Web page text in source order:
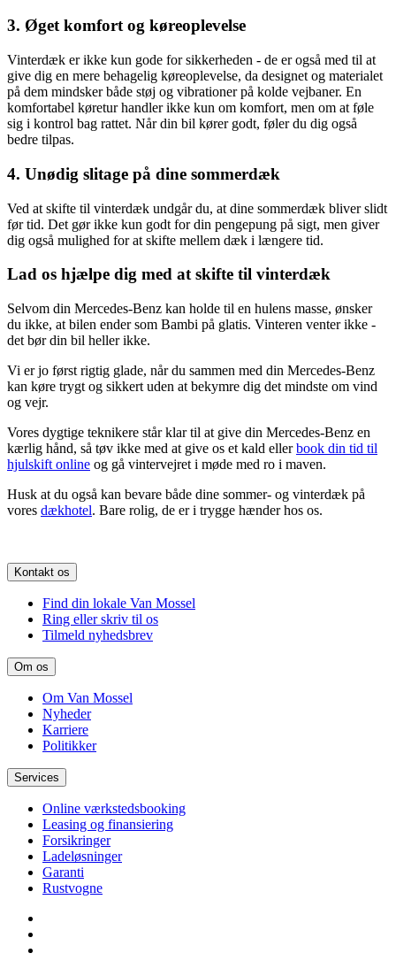
3. Øget komfort og køreoplevelse
Vinterdæk er ikke kun gode for sikkerheden - de er også med til at
give dig en mere behagelig køreoplevelse, da designet og materialet
på dem mindsker både støj og vibrationer på kolde vejbaner. En
komfortabel køretur handler ikke kun om komfort, men om at føle
sig i kontrol bag rattet. Når din bil kører godt, føler du dig også
bedre tilpas.
4. Unødig slitage på dine sommerdæk
Ved at skifte til vinterdæk undgår du, at dine sommerdæk bliver slidt
før tid. Det gør ikke kun godt for din pengepung på sigt, men giver
dig også mulighed for at skifte mellem dæk i længere tid.
Lad os hjælpe dig med at skifte til vinterdæk
Selvom din Mercedes-Benz kan holde til en hulens masse, ønsker
du ikke, at bilen ender som Bambi på glatis. Vinteren venter ikke -
det bør din bil heller ikke.
Vi er jo først rigtig glade, når du sammen med din Mercedes-Benz
kan køre trygt og sikkert uden at bekymre dig det mindste om vind
og vejr.
Vores dygtige teknikere står klar til at give din Mercedes-Benz en
kærlig hånd, så tøv ikke med at give os et kald ellerbook din tid til
hjulskift online og gå vintervejret i møde med ro i maven.
Husk at du også kan bevare både dine sommer- og vinterdæk på
vores dækhotel. Bare rolig, de er i trygge hænder hos os.
Kontakt os
Find din lokale Van Mossel
Ring eller skriv til os
Tilmeld nyhedsbrev
Om os
Om Van Mossel
Nyheder
Karriere
Politikker
Services
Online værkstedsbooking
Leasing og finansiering
Forsikringer
Ladeløsninger
Garanti
Rustvogne